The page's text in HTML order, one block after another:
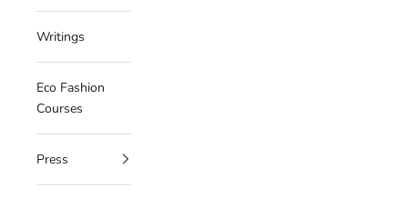
Writings
Eco Fashion
Courses
Press